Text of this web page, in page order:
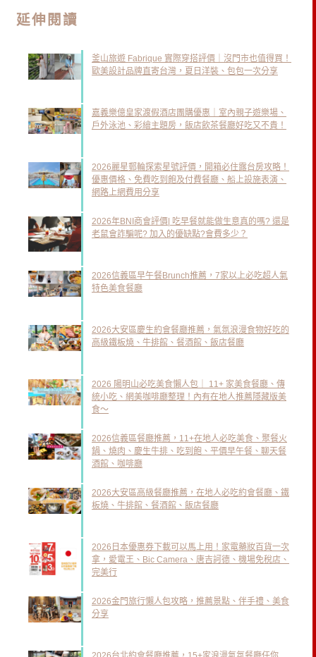
延伸閱讀
釜山旅遊 Fabrique 實際穿搭評價｜沒門市也值得買！
歐美設計品牌直寄台灣，夏日洋裝、包包一次分享
嘉義樂億皇家渡假酒店團購優惠｜室內親子遊樂場、
戶外泳池、彩繪主題房，飯店飲茶餐廳好吃又不貴！
2026麗星郵輪探索星號評價，開箱必住露台房攻略！
優惠價格、免費吃到飽及付費餐廳、船上設施表演、
網路上網費用分享
2026年BNI商會評價| 吃早餐就能做生意真的嗎? 還是
老鼠會詐騙呢? 加入的優缺點?會費多少？
2026信義區早午餐Brunch推薦，7家以上必吃超人氣
特色美食餐廳
2026大安區慶生約會餐廳推薦，氣氛浪漫食物好吃的
高級鐵板燒、牛排館、餐酒館、飯店餐廳
2026 陽明山必吃美食懶人包｜ 11+ 家美食餐廳、傳
統小吃、網美咖啡廳整理！內有在地人推薦隱藏版美
食～
2026信義區餐廳推薦，11+在地人必吃美食、聚餐火
鍋、燒肉、慶生牛排、吃到飽、平價早午餐、聊天餐
酒館、咖啡廳
2026大安區高級餐廳推薦，在地人必吃約會餐廳、鐵
板燒、牛排館、餐酒館、飯店餐廳
2026日本優惠券下載可以馬上用！家電藥妝百貨一次
拿，愛電王、Bic Camera、唐吉訶德、機場免稅店、
完美行
2026金門旅行懶人包攻略，推薦景點、伴手禮、美食
分享